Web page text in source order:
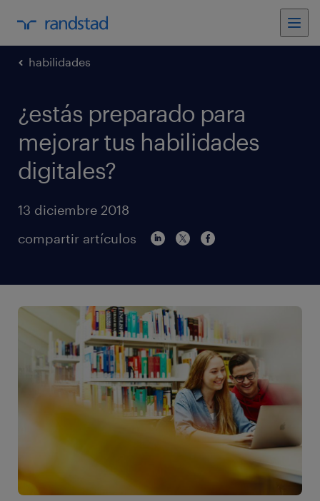
habilidades
¿estás preparado para
mejorar tus habilidades
digitales?
13 diciembre 2018
compartir artículos